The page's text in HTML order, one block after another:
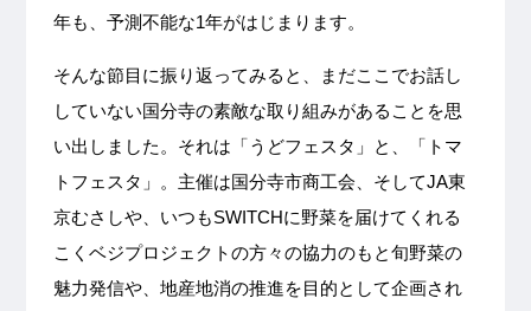
年も、予測不能な1年がはじまります。
そんな節目に振り返ってみると、まだここでお話し
していない国分寺の素敵な取り組みがあることを思
い出しました。それは「うどフェスタ」と、「トマ
トフェスタ」。主催は国分寺市商工会、そしてJA東
京むさしや、いつもSWITCHに野菜を届けてくれる
こくベジプロジェクトの方々の協力のもと旬野菜の
魅力発信や、地産地消の推進を目的として企画され